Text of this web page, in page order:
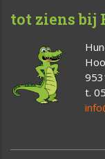
tot ziens bij
t.